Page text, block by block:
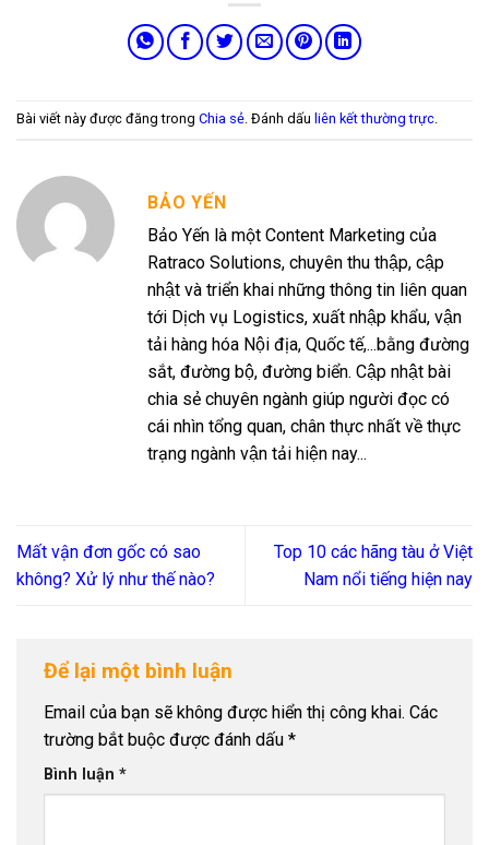
Bài viết này được đăng trong Chia sẻ. Đánh dấu liên kết thường trực.
BẢO YẾN
Bảo Yến là một Content Marketing của
Ratraco Solutions, chuyên thu thập, cập
nhật và triển khai những thông tin liên quan
tới Dịch vụ Logistics, xuất nhập khẩu, vận
tải hàng hóa Nội địa, Quốc tế,...bằng đường
sắt, đường bộ, đường biển. Cập nhật bài
chia sẻ chuyên ngành giúp người đọc có
cái nhìn tổng quan, chân thực nhất về thực
trạng ngành vận tải hiện nay...
Mất vận đơn gốc có sao
không? Xử lý như thế nào?
Top 10 các hãng tàu ở Việt
Nam nổi tiếng hiện nay
Để lại một bình luận
Email của bạn sẽ không được hiển thị công khai. Các
trường bắt buộc được đánh dấu *
Bình luận *